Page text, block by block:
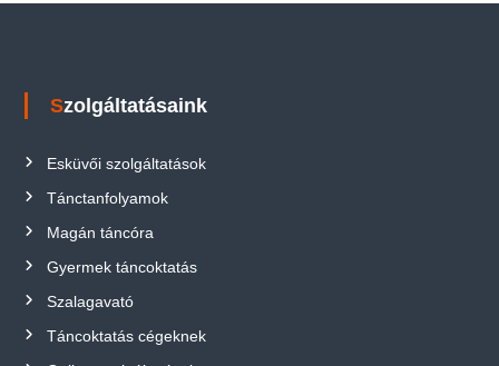
Szolgáltatásaink
Esküvői szolgáltatások
Tánctanfolyamok
Magán táncóra
Gyermek táncoktatás
Szalagavató
Táncoktatás cégeknek